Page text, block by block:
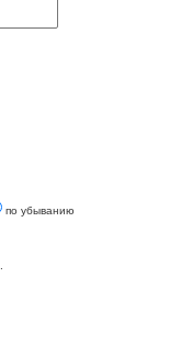
по убыванию